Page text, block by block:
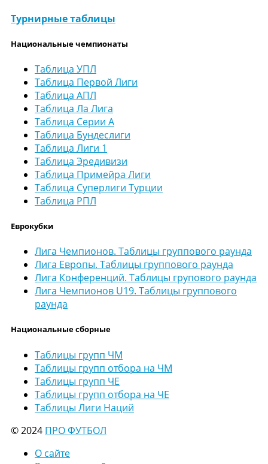
Турнирные таблицы
Национальные чемпионаты
Таблица УПЛ
Таблица Первой Лиги
Таблица АПЛ
Таблица Ла Лига
Таблица Серии А
Таблица Бундеслиги
Таблица Лиги 1
Таблица Эредивизи
Таблица Примейра Лиги
Таблица Суперлиги Турции
Таблица РПЛ
Еврокубки
Лига Чемпионов. Таблицы группового раунда
Лига Европы. Таблицы группового раунда
Лига Конференций. Таблицы групового раунда
Лига Чемпионов U19. Таблицы группового
раунда
Национальные сборные
Таблицы групп ЧМ
Таблицы групп отбора на ЧМ
Таблицы групп ЧЕ
Таблицы групп отбора на ЧЕ
Таблицы Лиги Наций
© 2024 ПРО ФУТБОЛ
О сайте